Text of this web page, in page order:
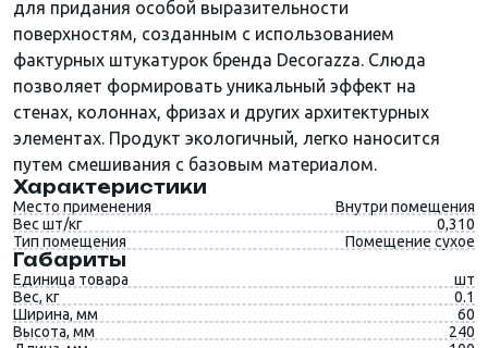
для придания особой выразительности
поверхностям, созданным с использованием
фактурных штукатурок бренда Decorazza. Слюда
позволяет формировать уникальный эффект на
стенах, колоннах, фризах и других архитектурных
элементах. Продукт экологичный, легко наносится
путем смешивания с базовым материалом.
Характеристики
Место применения
Внутри помещения
Вес шт/кг
0,310
Тип помещения
Помещение сухое
Габариты
Единица товара
шт
Вес, кг
0.1
Ширина, мм
60
Высота, мм
240